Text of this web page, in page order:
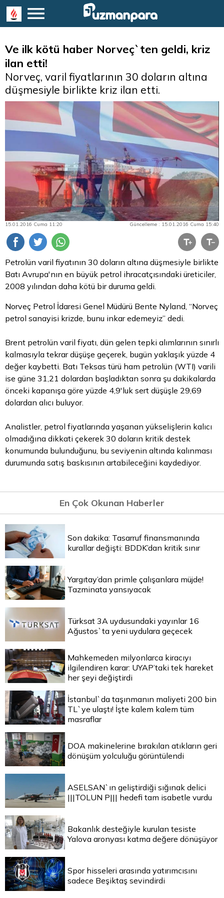
Ve ilk kötü haber Norveç`ten geldi, kriz
ilan etti!
Norveç, varil fiyatlarının 30 doların altına
düşmesiyle birlikte kriz ilan etti.
15.01.2016 Cuma 11:20 Güncelleme : 15.01.2016 Cuma 15:40
Petrolün varil fiyatının 30 doların altına düşmesiyle birlikte
Batı Avrupa'nın en büyük petrol ihracatçısındaki üreticiler,
2008 yılından daha kötü bir duruma geldi.
Norveç Petrol İdaresi Genel Müdürü Bente Nyland, “Norveç
petrol sanayisi krizde, bunu inkar edemeyiz” dedi.
Brent petrolün varil fiyatı, dün gelen tepki alımlarının sınırlı
kalmasıyla tekrar düşüşe geçerek, bugün yaklaşık yüzde 4
değer kaybetti. Batı Teksas türü ham petrolün (WTI) varili
ise güne 31,21 dolardan başladıktan sonra şu dakikalarda
önceki kapanışa göre yüzde 4,9'luk sert düşüşle 29,69
dolardan alıcı buluyor.
Analistler, petrol fiyatlarında yaşanan yükselişlerin kalıcı
olmadığına dikkati çekerek 30 doların kritik destek
konumunda bulunduğunu, bu seviyenin altında kalınması
durumunda satış baskısının artabileceğini kaydediyor.
En Çok Okunan Haberler
Son dakika: Tasarruf finansmanında
kurallar değişti: BDDK’dan kritik sınır
Yargıtay’dan primle çalışanlara müjde!
Tazminata yansıyacak
Türksat 3A uydusundaki yayınlar 16
Ağustos`ta yeni uydulara geçecek
Mahkemeden milyonlarca kiracıyı
ilgilendiren karar: UYAP’taki tek hareket
her şeyi değiştirdi
İstanbul`da taşınmanın maliyeti 200 bin
TL`ye ulaştı! İşte kalem kalem tüm
masraflar
DOA makinelerine bırakılan atıkların geri
dönüşüm yolculuğu görüntülendi
ASELSAN`ın geliştirdiği sığınak delici
|||TOLUN P||| hedefi tam isabetle vurdu
Bakanlık desteğiyle kurulan tesiste
Yalova aronyası katma değere dönüşüyor
Spor hisseleri arasında yatırımcısını
sadece Beşiktaş sevindirdi